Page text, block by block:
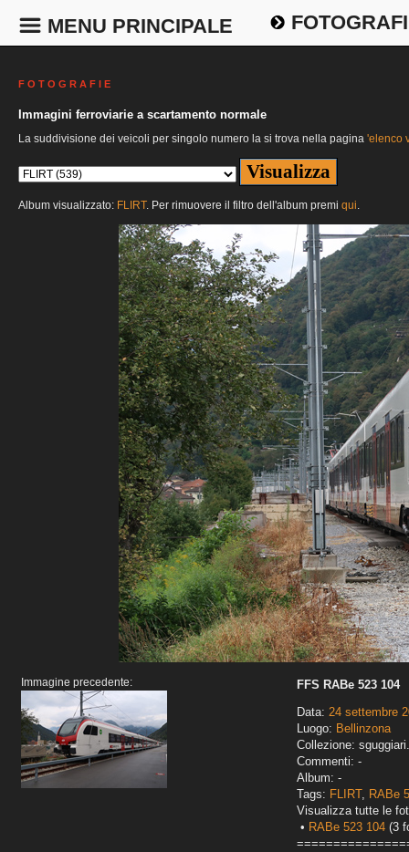
MENU PRINCIPALE
F O T O G R A F I E
Immagini ferroviarie a scartamento normale
La suddivisione dei veicoli per singolo numero la si trova nella pagina 'elenco
Album visualizzato: FLIRT. Per rimuovere il filtro dell'album premi qui.
Immagine precedente:
FFS RABe 523 104
Data: 24 settembre
Luogo: Bellinzona
Collezione:
Commenti: -
Album: -
Tags: FLIRT, RABe
Visualizza tutte le
• RABe 523 104 (3